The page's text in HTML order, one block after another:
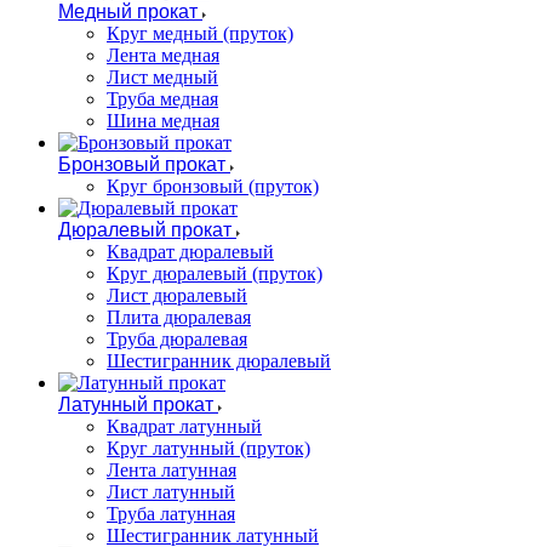
Медный прокат
Круг медный (пруток)
Лента медная
Лист медный
Труба медная
Шина медная
Бронзовый прокат
Круг бронзовый (пруток)
Дюралевый прокат
Квадрат дюралевый
Круг дюралевый (пруток)
Лист дюралевый
Плита дюралевая
Труба дюралевая
Шестигранник дюралевый
Латунный прокат
Квадрат латунный
Круг латунный (пруток)
Лента латунная
Лист латунный
Труба латунная
Шестигранник латунный